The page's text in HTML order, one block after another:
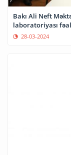
Bakı Ali Neft
laboratoriyası
28-03-2024